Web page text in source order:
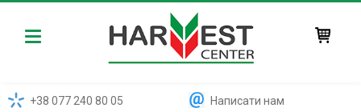
Harvest
+38 077 240 80 05
Написати нам